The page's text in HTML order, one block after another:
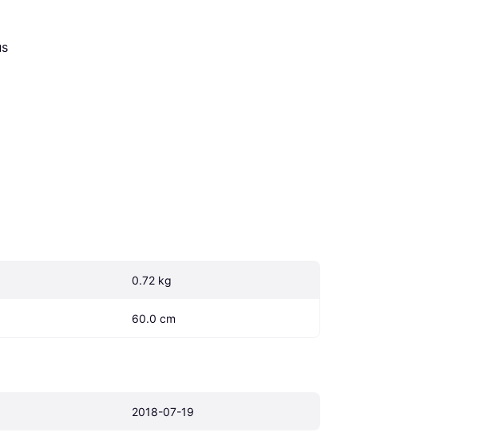
0.72 kg
60.0 cm
2018-07-19